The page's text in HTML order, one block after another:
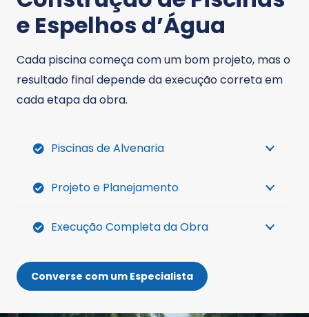
e Espelhos d’Água
Cada piscina começa com um bom projeto, mas o
resultado final depende da execução correta em
cada etapa da obra.
Piscinas de Alvenaria
Projeto e Planejamento
Execução Completa da Obra
Converse com um Especialista